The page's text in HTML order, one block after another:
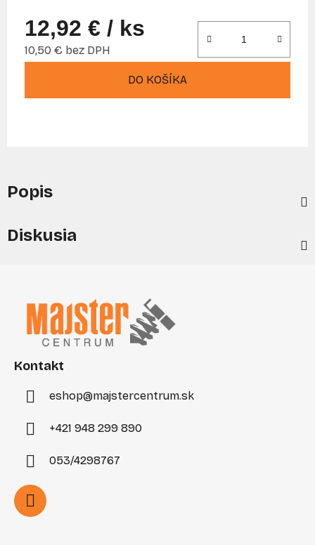
12,92 € / ks
10,50 € bez DPH
DO KOŠÍKA
Popis
Diskusia
Kontakt
eshop@majstercentrum.sk
+421 948 299 890
053/4298767